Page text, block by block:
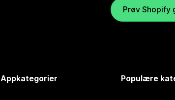
Prøv Shopify
Appkategorier Populære